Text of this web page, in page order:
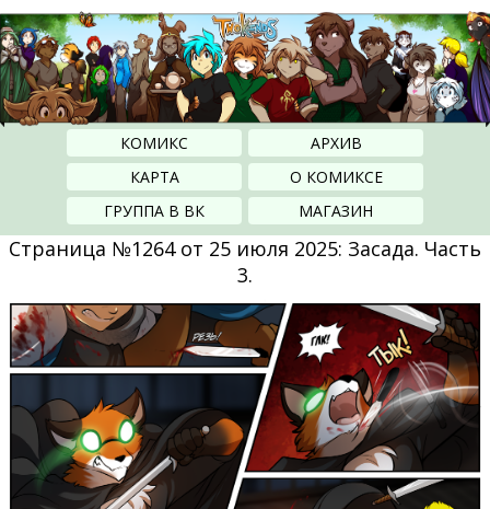
КОМИКС
АРХИВ
КАРТА
О КОМИКСЕ
ГРУППА В ВК
МАГАЗИН
Страница №1264 от 25 июля 2025: Засада. Часть
3.